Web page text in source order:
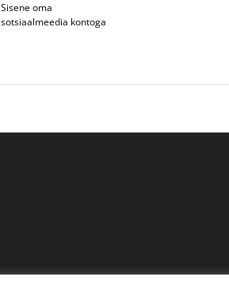
Sisene oma
sotsiaalmeedia kontoga